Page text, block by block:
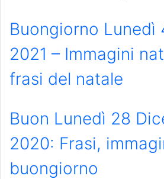
Buongiorno Lunedì
2021 – Immagini
frasi del natale
Buon Lunedì 28
2020: Frasi,
buongiorno